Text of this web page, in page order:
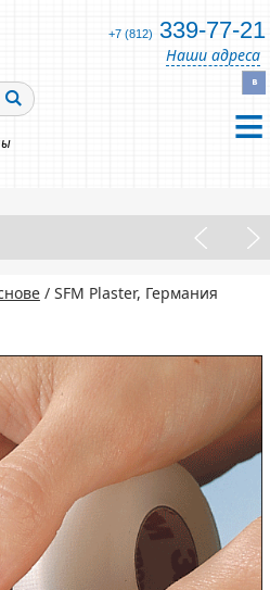
/ SFM Plaster, Германия
+7 (812) 339-77-21
Наши адреса